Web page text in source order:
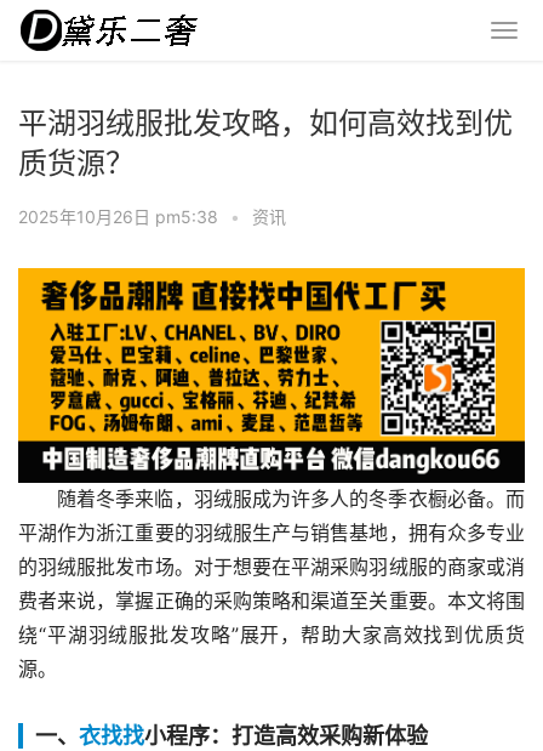
平湖羽绒服批发攻略，如何高效找到优
质货源？
2025年10月26日 pm5:38 • 资讯
随着冬季来临，羽绒服成为许多人的冬季衣橱必备。而
平湖作为浙江重要的羽绒服生产与销售基地，拥有众多专业
的羽绒服批发市场。对于想要在平湖采购羽绒服的商家或消
费者来说，掌握正确的采购策略和渠道至关重要。本文将围
绕“平湖羽绒服批发攻略”展开，帮助大家高效找到优质货
源。
一、 衣找找小程序：打造高效采购新体验